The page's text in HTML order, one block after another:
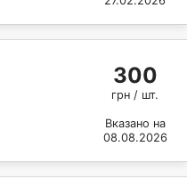
300
грн / шт.
Вказано на
08.08.2026